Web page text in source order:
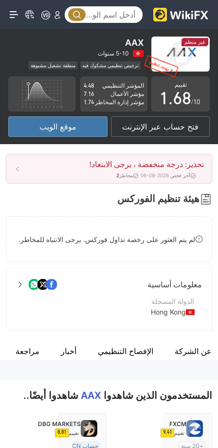
غير منظم AAX
5-10 سنوات
ترخيص تنظيمي مشكوك فيه
منطقة تشغيل مشبوهة
مخاطر عالية
تقييم
0
1
2
3
4
5
6
7
8
.
2
3
4
5
6
7
8
9
4
5
6
7
8
9
/10
المؤشر التنظيمي
4.48
مؤشر الأعمال
7.16
مؤشر إدارة المخاطر 1.74
فتح حساب عبر الإنترنت موقع الويب
تحذير: درجة منخفضة ، يرجى الابتعاد!
آخر فحص 2026-08-06 مخاطر 2
هيئة تنظيم الفوركس
لم يتم العثور على رخصة تداول فوركس. يرجى الانتباه للمخاطر.
معلومات أساسية
الدولة المسجلة
Hong Kong
اسم الشركة
عن الشركة الإفصاح التنظيمي أخبار مراجعة
المستخدمون الذين شاهدوا AAX شاهدوا أيضًا..
FXCM
تقييم 9.41
+20 سنة
DBG MARKETS
تقييم 8.81
حساب ECN